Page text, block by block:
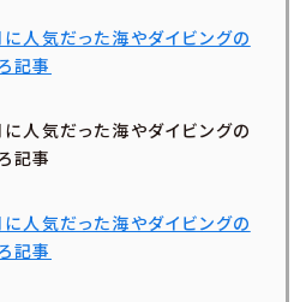
に人気だった海やダイビングの
記事
に人気だった海やダイビングの
記事
に人気だった海やダイビングの
記事